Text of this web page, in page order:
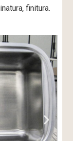
finitura.